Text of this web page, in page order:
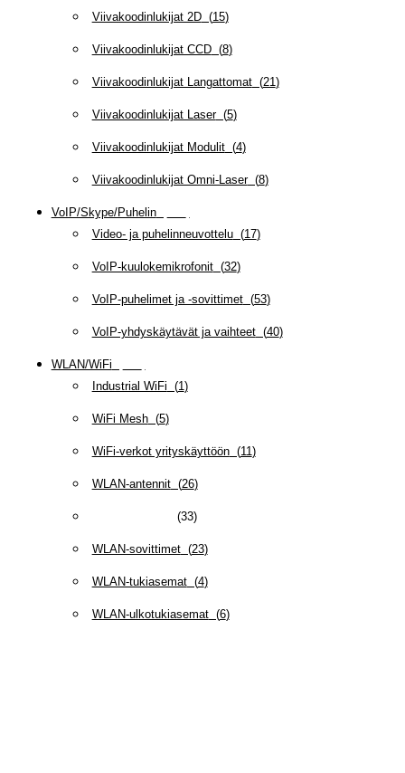
Viivakoodinlukijat 2D(15)
Viivakoodinlukijat CCD(8)
Viivakoodinlukijat Langattomat(21)
Viivakoodinlukijat Laser(5)
Viivakoodinlukijat Modulit(4)
Viivakoodinlukijat Omni-Laser(8)
VoIP/Skype/Puhelin(
Video- ja puhelinneuvottelu(17)
VoIP-kuulokemikrofonit(32)
VoIP-puhelimet ja -sovittimet(53)
VoIP-yhdyskäytävät ja vaihteet(40)
WLAN/WiFi
Industrial WiFi (1)
WiFi Mesh(5)
WiFi-verkot yrityskäyttöön(11)
WLAN-antennit(26)
(33)
WLAN-sovittimet(23)
WLAN-tukiasemat(4)
WLAN-ulkotukiasemat(6)